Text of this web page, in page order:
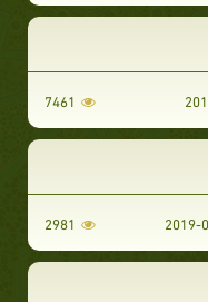
7461
2981